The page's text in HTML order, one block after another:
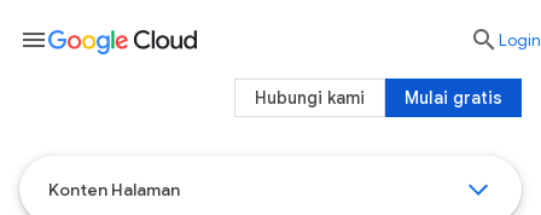
Konten Halaman
menu  Login
Mulai gratis
Hubungi kami